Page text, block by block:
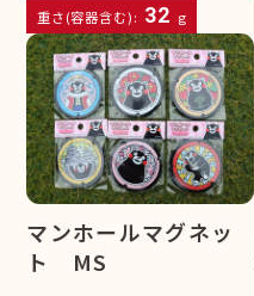
重さ(容器含む): 32 g
マンホールマグネッ
ト MS